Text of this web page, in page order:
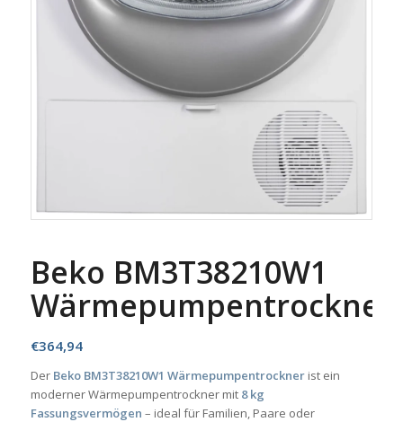
Beko BM3T38210W1
Wärmepumpentrockner
€364,94
Der Beko BM3T38210W1 Wärmepumpentrocknerist ein
moderner Wärmepumpentrockner mit 8 kg
Fassungsvermögen – ideal für Familien, Paare oder